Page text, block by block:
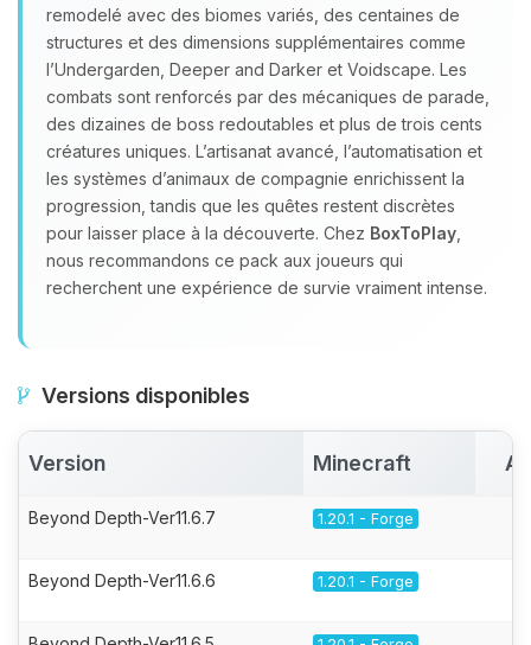
remodelé avec des biomes variés, des centaines de
structures et des dimensions supplémentaires comme
l’Undergarden, Deeper and Darker et Voidscape. Les
combats sont renforcés par des mécaniques de parade,
des dizaines de boss redoutables et plus de trois cents
créatures uniques. L’artisanat avancé, l’automatisation et
les systèmes d’animaux de compagnie enrichissent la
progression, tandis que les quêtes restent discrètes
pour laisser place à la découverte. Chez BoxToPlay
nous recommandons ce pack aux joueurs qui
recherchent une expérience de survie vraiment intense.
Versions disponibles
Version Minecraft
Beyond Depth-Ver11.6.7 1.20.1 - Forge
Beyond Depth-Ver11.6.6 1.20.1 - Forge